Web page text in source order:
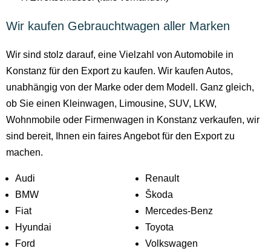
Wir kaufen Gebrauchtwagen aller Marken
Wir sind stolz darauf, eine Vielzahl von Automobile in
Konstanz für den Export zu kaufen. Wir kaufen Autos,
unabhängig von der Marke oder dem Modell. Ganz gleich,
ob Sie einen Kleinwagen, Limousine, SUV, LKW,
Wohnmobile oder Firmenwagen in Konstanz verkaufen, wir
sind bereit, Ihnen ein faires Angebot für den Export zu
machen.
Audi
BMW
Fiat
Hyundai
Ford
Renault
Škoda
Mercedes-Benz
Toyota
Volkswagen